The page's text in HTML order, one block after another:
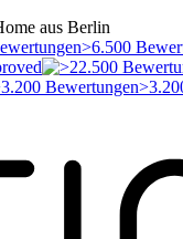
aus Berlin
>6.500